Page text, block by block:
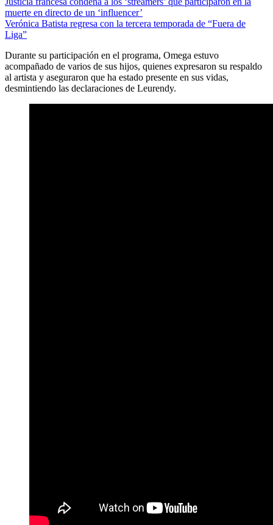
muerte en directo de un ‘influencer’
Verónica Batista regresa con la tercera temporada de “Fuera de
Liga”
Durante su participación en el programa, Omega estuvo
acompañado de varios de sus hijos, quienes expresaron su respaldo
al artista y aseguraron que ha estado presente en sus vidas,
desmintiendo las declaraciones de Leurendy.